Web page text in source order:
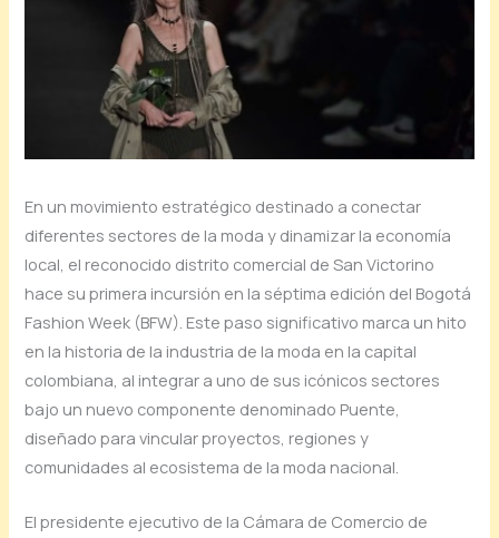
En un movimiento estratégico destinado a conectar
diferentes sectores de la moda y dinamizar la economía
local, el reconocido distrito comercial de San Victorino
hace su primera incursión en la séptima edición del Bogotá
Fashion Week (BFW). Este paso significativo marca un hito
en la historia de la industria de la moda en la capital
colombiana, al integrar a uno de sus icónicos sectores
bajo un nuevo componente denominado Puente,
diseñado para vincular proyectos, regiones y
comunidades al ecosistema de la moda nacional.
El presidente ejecutivo de la Cámara de Comercio de